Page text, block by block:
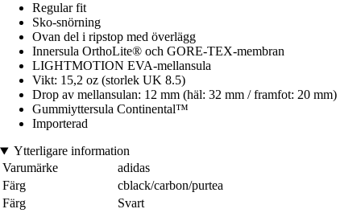
Regular fit
Sko-snörning
Ovan del i ripstop med överlägg
Innersula OrthoLite® och GORE-TEX-membran
LIGHTMOTION EVA-mellansula
Vikt: 15,2 oz (storlek UK 8.5)
Drop av mellansulan: 12 mm (häl: 32 mm / framfot: 20 mm)
Gummiyttersula Continental™
Importerad
Ytterligare information
Varumärke
adidas
Färg
cblack/carbon/purtea
Färg
Svart